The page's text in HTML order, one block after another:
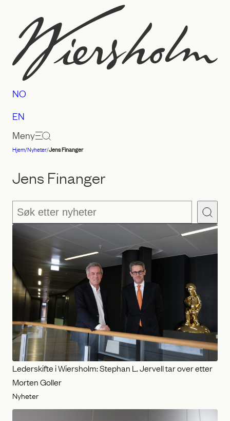
innhold
Advokatfirmaet
Wiersholm
NO
EN
Meny
Hjem/Nyheter/Jens Finanger
Jens Finanger
Søk
Lederskifte i Wiersholm: Stephan L. Jervell tar over etter
Morten Goller
Nyheter